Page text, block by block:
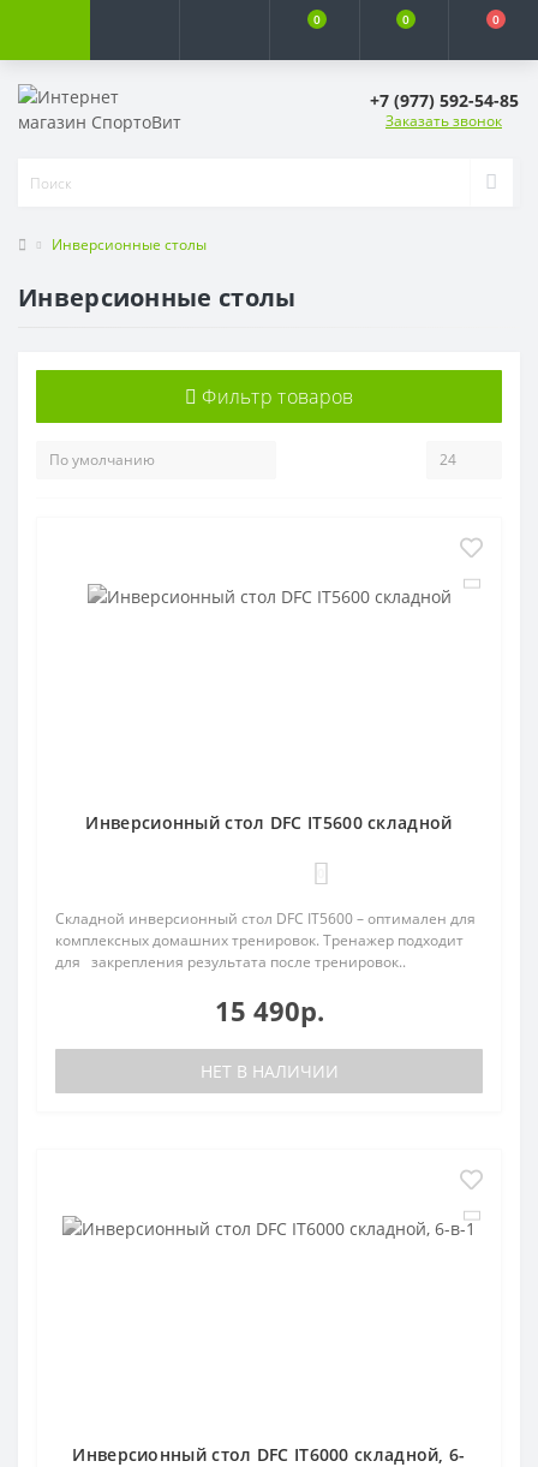
0 0 0
+7 (977) 592-54-85
Заказать звонок
Инверсионные столы
Инверсионные столы
Фильтр товаров
Инверсионный стол DFC IT5600 складной
Складной инверсионный стол DFC IT5600 – оптимален для
комплексных домашних тренировок. Тренажер подходит
для закрепления результата после тренировок..
15 490р.
НЕТ В НАЛИЧИИ
Инверсионный стол DFC IT6000 складной, 6-